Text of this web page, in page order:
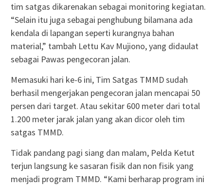
tim satgas dikarenakan sebagai monitoring kegiatan.
“Selain itu juga sebagai penghubung bilamana ada
kendala di lapangan seperti kurangnya bahan
material,” tambah Lettu Kav Mujiono, yang didaulat
sebagai Pawas pengecoran jalan.
Memasuki hari ke-6 ini, Tim Satgas TMMD sudah
berhasil mengerjakan pengecoran jalan mencapai 50
persen dari target. Atau sekitar 600 meter dari total
1.200 meter jarak jalan yang akan dicor oleh tim
satgas TMMD.
Tidak pandang pagi siang dan malam, Pelda Ketut
terjun langsung ke sasaran fisik dan non fisik yang
menjadi program TMMD. “Kami berharap program ini